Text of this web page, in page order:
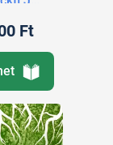
Ft